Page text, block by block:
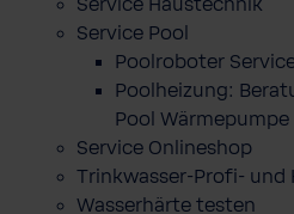
Service Haustechnik
Service Pool
Poolroboter
Poolheizung:
Pool Wärmepumpe
Service Onlineshop
Trinkwasser-Profi- und
Wasserhärte testen